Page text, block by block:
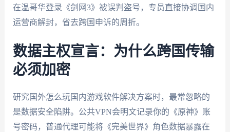
在温哥华登录《剑网3》被误判盗号，专员直接协调国内
运营商解封，省去跨国申诉的周折。
数据主权宣言：为什么跨国传输
必须加密
研究国外怎么玩国内游戏软件解决方案时，最常忽略的
是数据安全陷阱。公共VPN会明文记录你的《原神》账
号密码，普通代理可能将《完美世界》角色数据暴露在